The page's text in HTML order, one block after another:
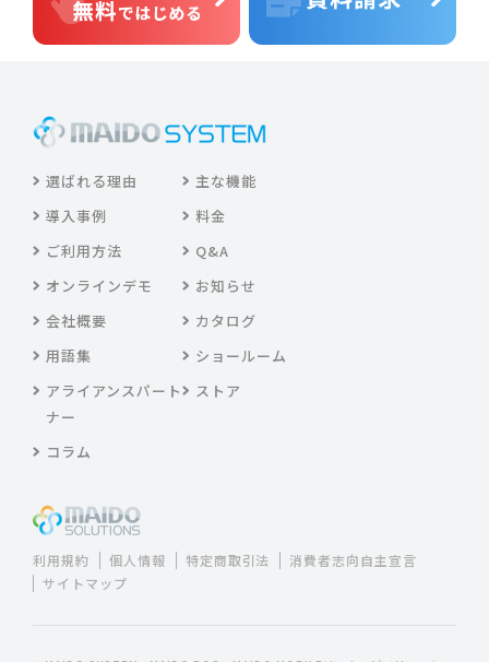
選ばれる理由
主な機能
導入事例
料金
ご利用方法
Q&A
オンラインデモ
お知らせ
会社概要
カタログ
用語集
ショールーム
アライアンスパート
ナー
ストア
コラム
利用規約 個人情報 特定商取引法
消費者志向自主宣言
サイトマップ